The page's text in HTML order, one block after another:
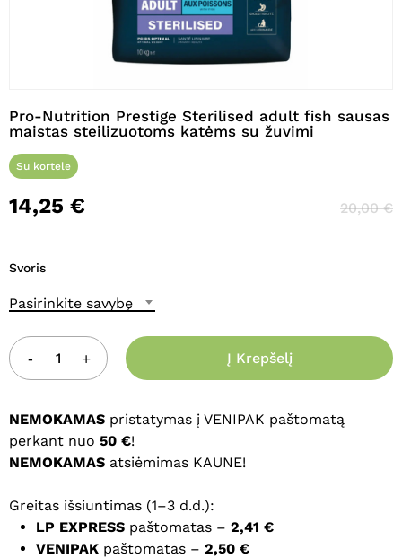
Pro-Nutrition Prestige Sterilised adult fish sausas
maistas steilizuotoms katėms su žuvimi
Su kortele
14,25 € 20,00€
Svoris
Pasirinkite savybę
Į Krepšelį
NEMOKAMAS pristatymas į VENIPAK paštomatą
perkant nuo 50 €!
NEMOKAMAS atsiėmimas KAUNE!
Greitas išsiuntimas (1–3 d.d.):
LP EXPRESS paštomatas – 2,41 €
VENIPAK paštomatas – 2,50 €
įvesti iš naujo, kai kitą kartą vėl norėsiu